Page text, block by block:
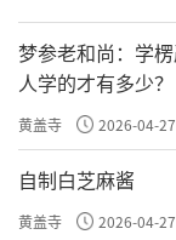
梦参老和尚：学
人学的才有多少？
黄盖寺 2026-04-
自制白芝麻酱
黄盖寺 2026-04-